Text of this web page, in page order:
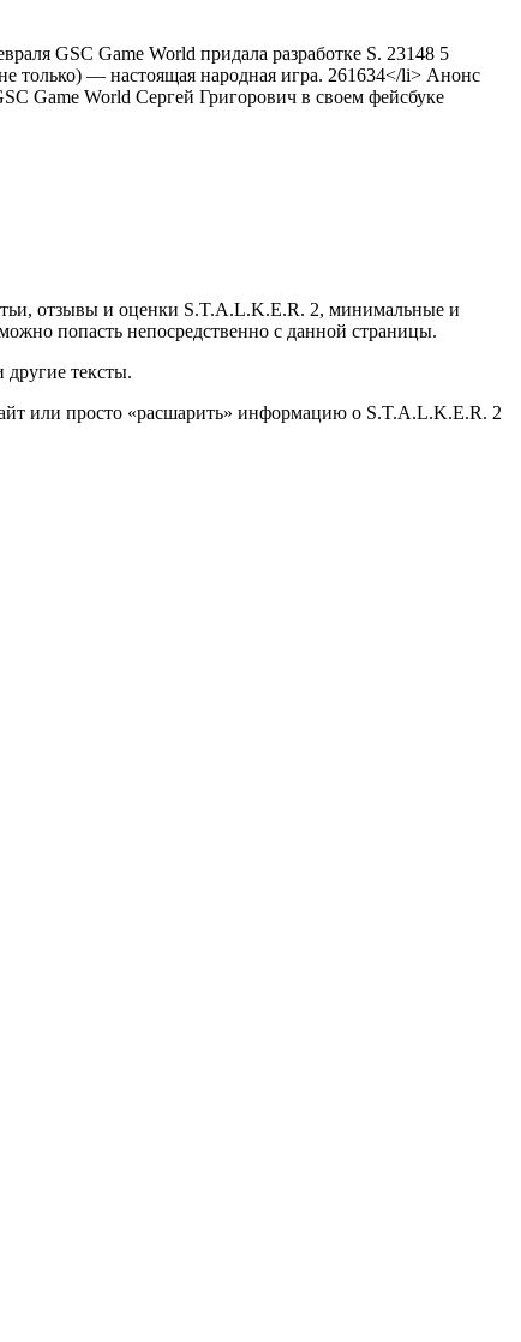
GSC Game World придала разработке S. 23148 5
только) — настоящая народная игра. 261634</li> Анонс
Game World Сергей Григорович в своем фейсбуке
отзывы и оценки S.T.A.L.K.E.R. 2, минимальные и
попасть непосредственно с данной страницы.
тексты.
или просто «расшарить» информацию о S.T.A.L.K.E.R. 2